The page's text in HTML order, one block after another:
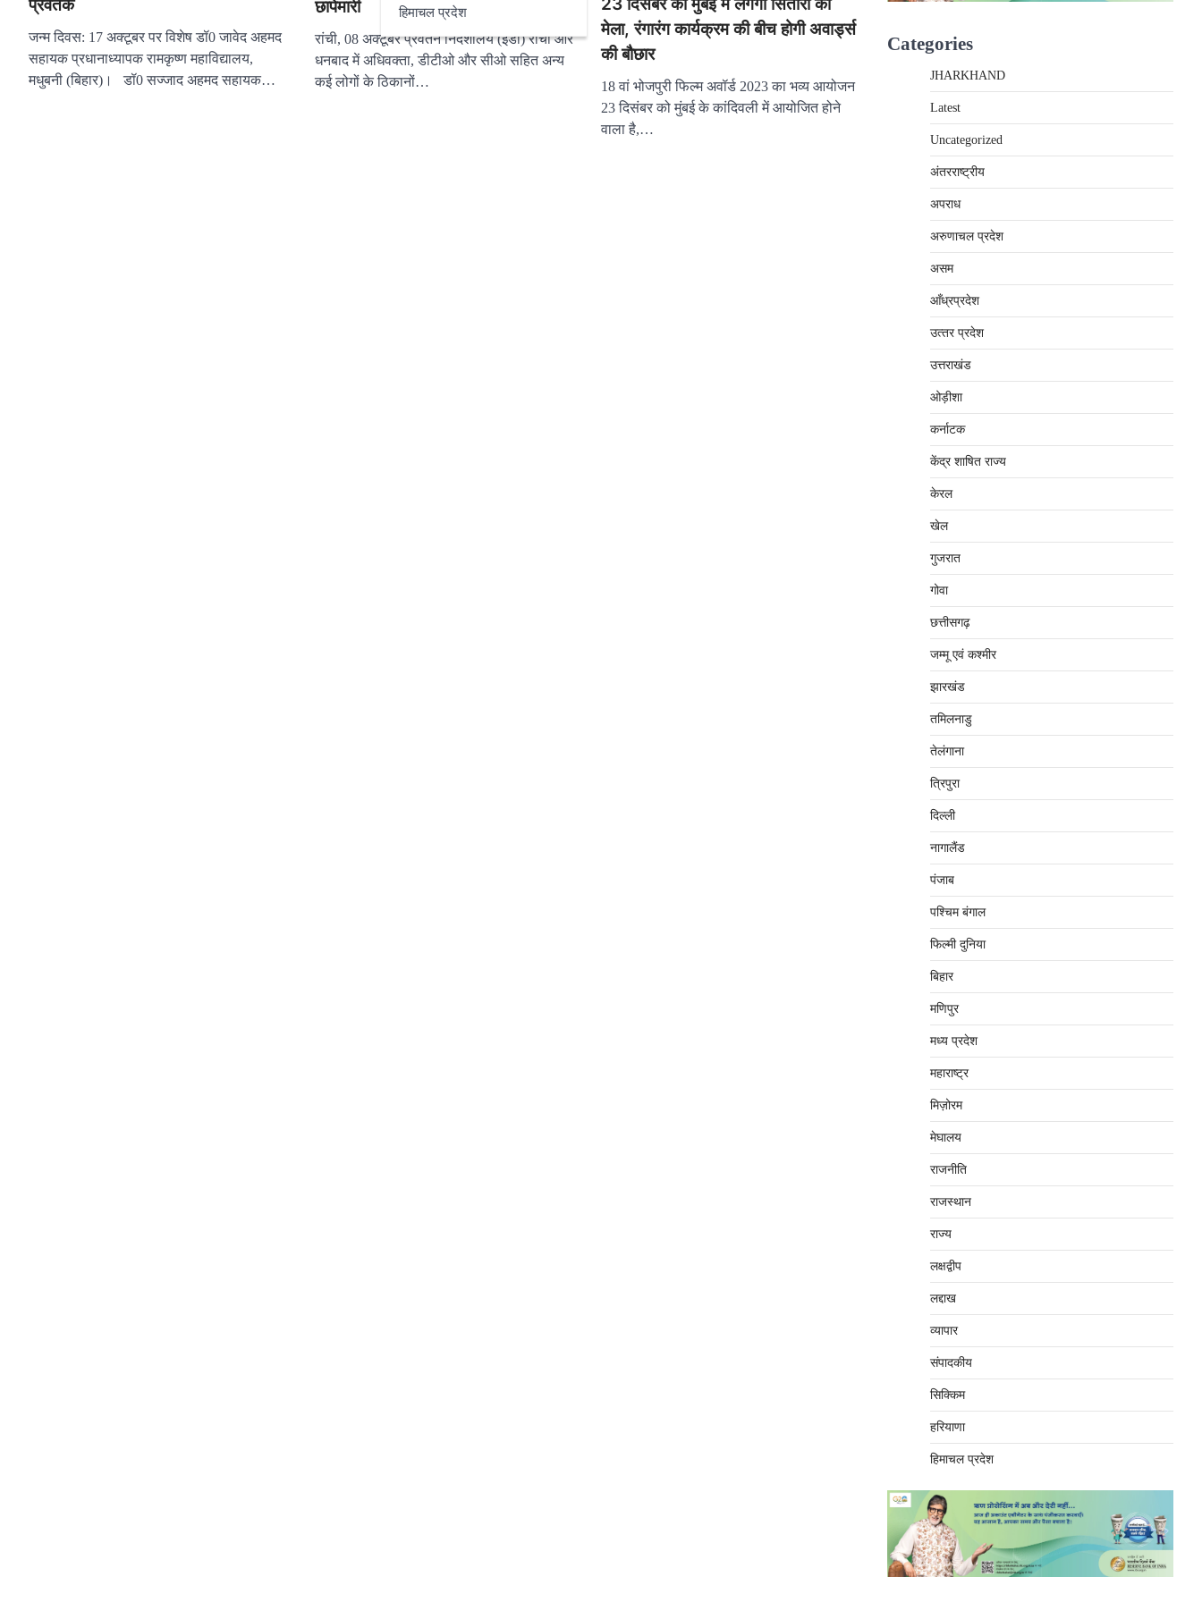
हिमाचल प्रदेश
प्रवर्तक
जन्म दिवस: 17 अक्टूबर पर विशेष डॉ0 जावेद अहमद
सहायक प्रधानाध्यापक रामकृष्ण महाविद्यालय,
मधुबनी (बिहार)। डॉ0 सज्जाद अहमद सहायक…
छापेमारी
रांची, 08 अक्टूबर प्रवर्तन निदेशालय (ईडी) रांची और
धनबाद में अधिवक्ता, डीटीओ और सीओ सहित अन्य
कई लोगों के ठिकानों…
मेला, रंगारंग कार्यक्रम की बीच होगी अवार्ड्स
की बौछार
18 वां भोजपुरी फिल्म अवॉर्ड 2023 का भव्य आयोजन
23 दिसंबर को मुंबई के कांदिवली में आयोजित होने
वाला है,…
Categories
JHARKHAND
Latest
Uncategorized
अंतरराष्‍ट्रीय
अपराध
अरुणाचल प्रदेश
असम
आँध्रप्रदेश
उत्‍तर प्रदेश
उत्तराखंड
ओड़ीशा
कर्नाटक
केंद्र शाषित राज्य
केरल
खेल
गुजरात
गोवा
छत्तीसगढ़
जम्‍मू एवं कश्‍मीर
झारखंड
तमिलनाडु
तेलंगाना
त्रिपुरा
दिल्‍ली
नागालैंड
पंजाब
पश्चिम बंगाल
फिल्मी दुनिया
बिहार
मणिपुर
मध्‍य प्रदेश
महाराष्‍ट्र
मिज़ोरम
मेघालय
राजनीति
राजस्थान
राज्य
लक्षद्वीप
लद्दाख
व्यापार
संपादकीय
सिक्किम
हरियाणा
हिमाचल प्रदेश